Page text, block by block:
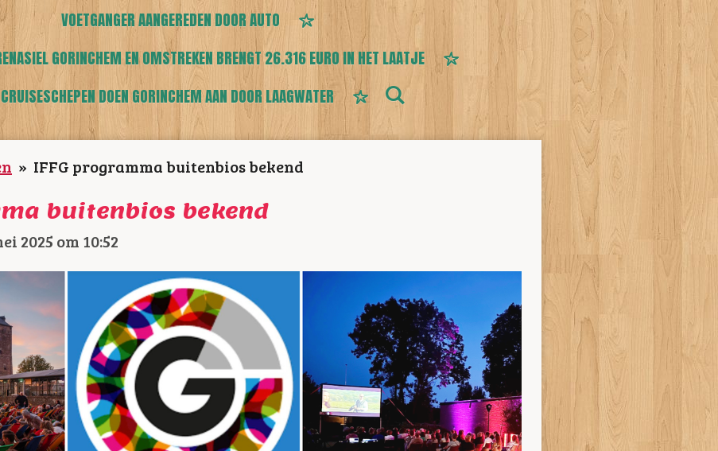
VOETGANGER AANGEREDEN DOOR AUTO
GORINCHEM EN OMSTREKEN BRENGT 26.316 EURO IN HET LAATJE
DOEN GORINCHEM AAN DOOR LAAGWATER
» IFFG programma buitenbios bekend
buitenbios bekend
2025 om 10:52